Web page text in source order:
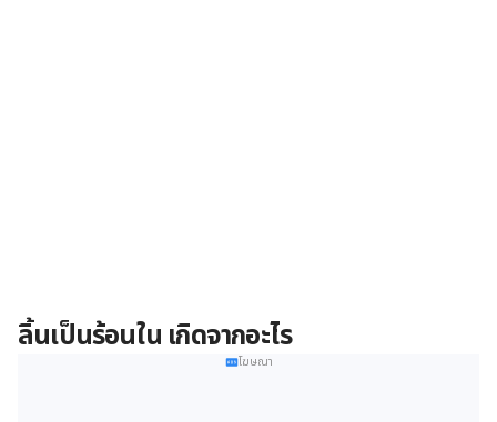
ลิ้นเป็นร้อนใน เกิดจากอะไร
โฆษณา